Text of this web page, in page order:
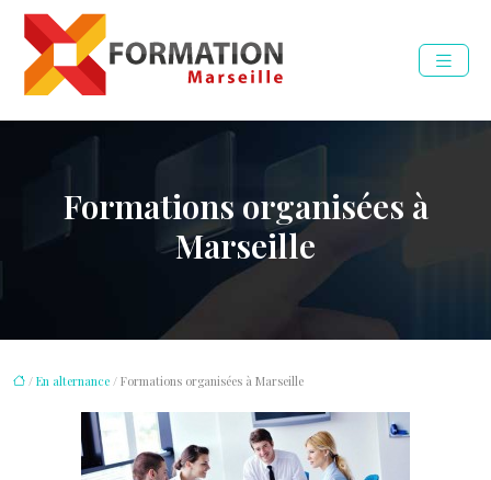
Formations organisées à
Marseille
/ En alternance / Formations organisées à Marseille